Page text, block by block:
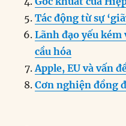
o
k
n
Tác động từ sự
Lãnh đạo yếu
cầu hóa
Apple, EU và vấn
Cơn nghiện đồng